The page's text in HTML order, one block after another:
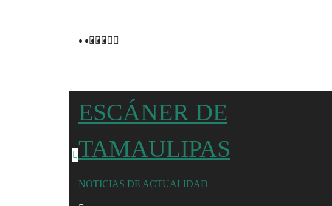
ESCÁNER DE
TAMAULIPAS
NOTICIAS DE ACTUALIDAD